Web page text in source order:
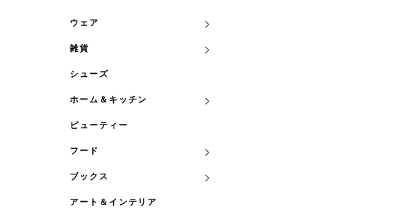
ウェア
雑貨
シューズ
ホーム＆キッチン
ビューティー
フード
ブックス
アート＆インテリア